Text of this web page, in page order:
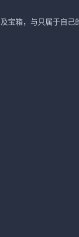
宝箱，与只属于自己